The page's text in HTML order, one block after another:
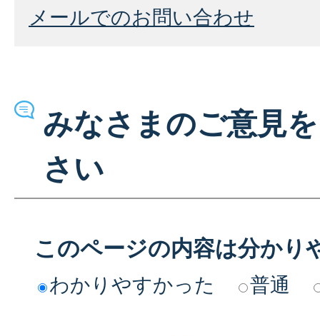
メールでのお問い合わせ
みなさまのご意見
さい
このページの内容は分かり
わかりやすかった 普通